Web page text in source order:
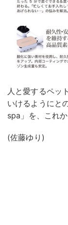
人と愛するペッ
いけるようにと
spa」を、これ
(佐藤ゆり)